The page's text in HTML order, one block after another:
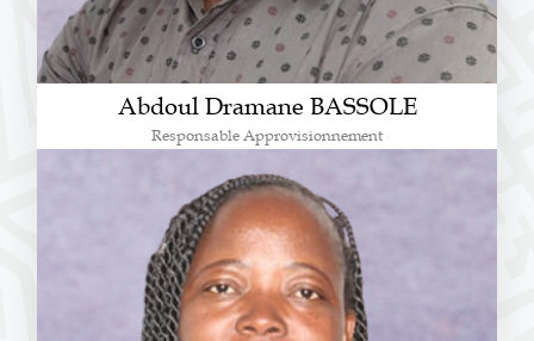
Abdoul Dramane BASSOLE
Responsable Approvisionnement